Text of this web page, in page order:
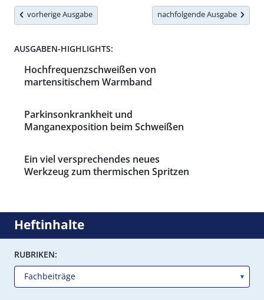
vorherige Ausgabe nachfolgende Ausgabe
AUSGABEN-HIGHLIGHTS:
Hochfrequenzschweißen von
martensitischem Warmband
Parkinsonkrankheit und
Manganexposition beim Schweißen
Ein viel versprechendes neues
Werkzeug zum thermischen Spritzen
Heftinhalte
RUBRIKEN: